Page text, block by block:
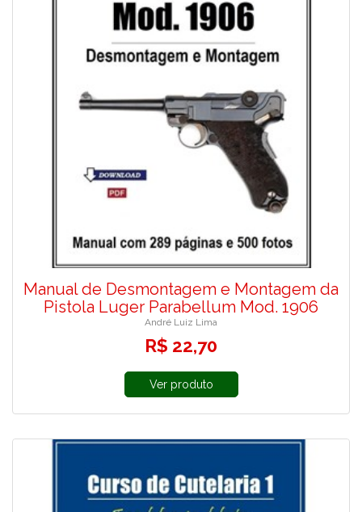
Manual de Desmontagem e Montagem da
Pistola Luger Parabellum Mod. 1906
André Luiz Lima
R$ 22,70
Ver produto